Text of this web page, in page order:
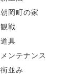
朝岡町の家
観戦
道具
メンテナンス
街並み